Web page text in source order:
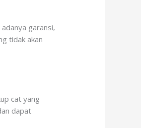
garansi,
tidak akan
cat yang
dapat